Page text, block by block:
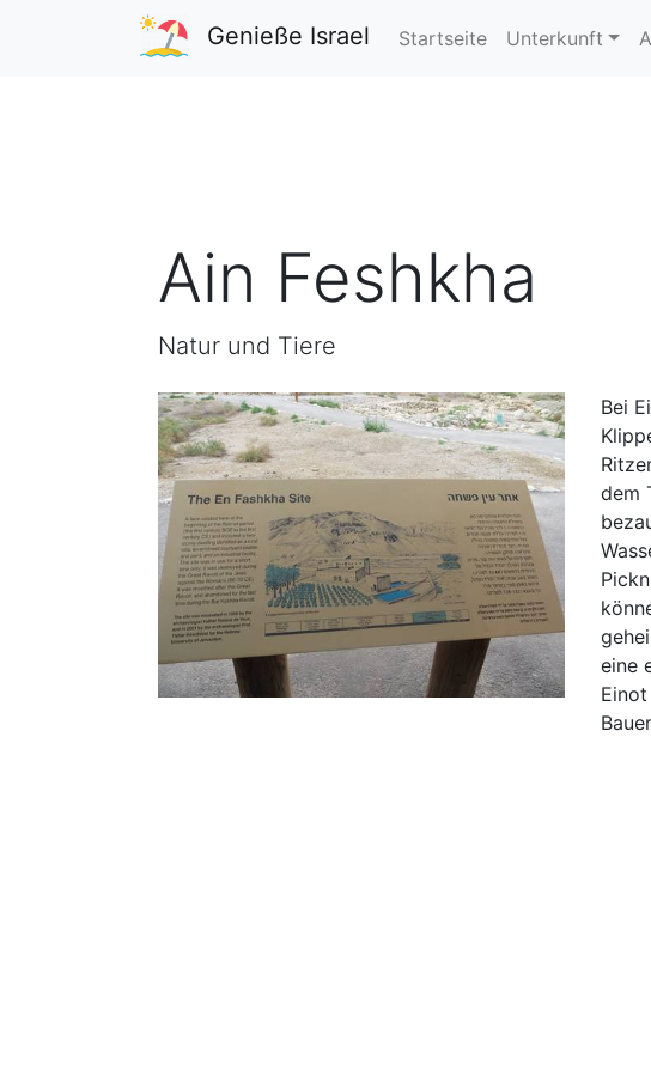
Genieße Israel Startseite Unterkunft
Ain Feshkha
Natur und Tiere
Bei
dem
eine